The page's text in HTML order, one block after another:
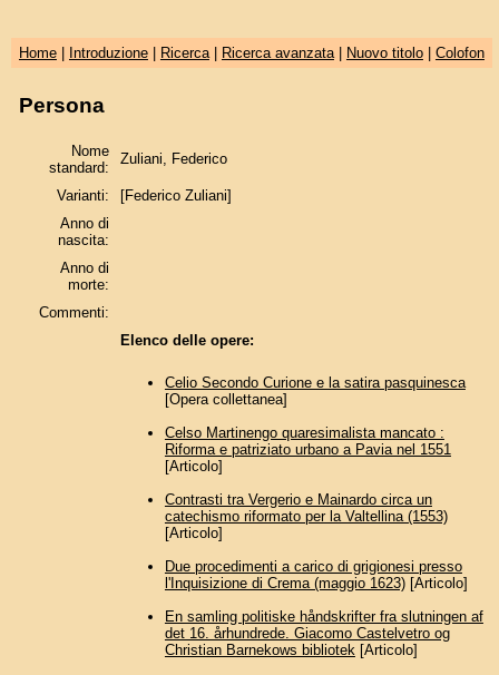
Home| Introduzione| Ricerca| Ricerca avanzata| Nuovo titolo| Colofon
Persona
Nome
standard:
Zuliani, Federico
Varianti:
[Federico Zuliani]
Anno di
nascita:
Anno di
morte:
Commenti:
Elenco delle opere:
Celio Secondo Curione e la satira pasquinesca
[Opera collettanea]
Celso Martinengo quaresimalista mancato :
Riforma e patriziato urbano a Pavia nel 1551
[Articolo]
Contrasti tra Vergerio e Mainardo circa un
catechismo riformato per la Valtellina (1553)
[Articolo]
Due procedimenti a carico di grigionesi presso
l'Inquisizione di Crema (maggio 1623)[Articolo]
En samling politiske håndskrifter fra slutningen af
det 16. århundrede. Giacomo Castelvetro og
Christian Barnekows bibliotek[Articolo]